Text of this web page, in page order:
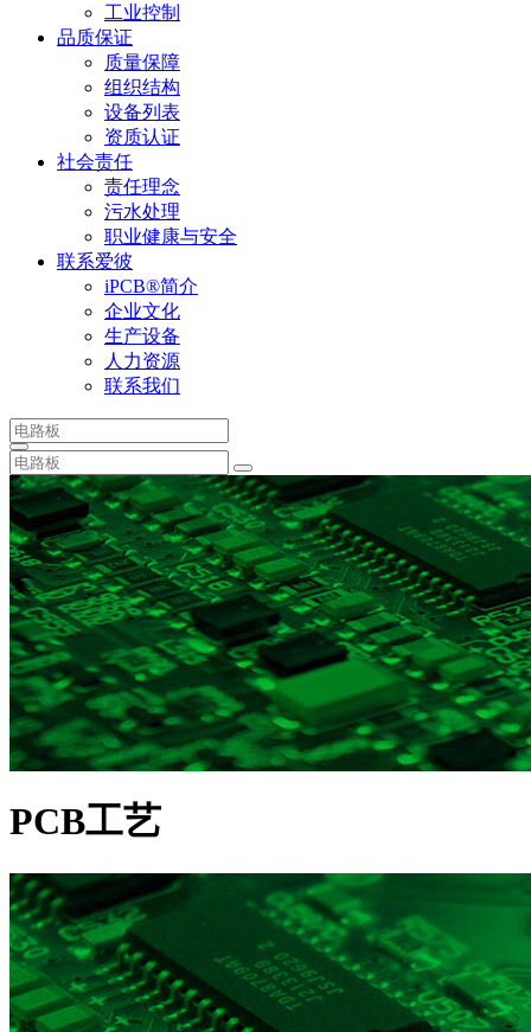
工业控制
品质保证
质量保障
组织结构
设备列表
资质认证
社会责任
责任理念
污水处理
职业健康与安全
联系爱彼
iPCB®简介
企业文化
生产设备
人力资源
联系我们
PCB工艺